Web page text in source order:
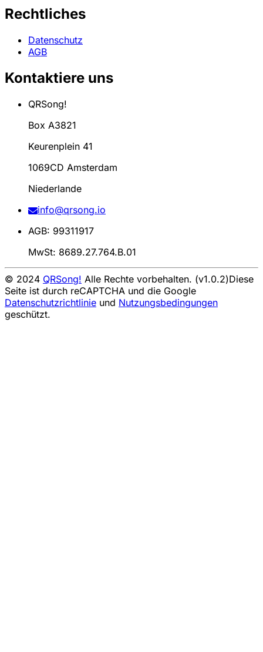
Rechtliches
Datenschutz
AGB
Kontaktiere uns
QRSong!
Box A3821
Keurenplein 41
1069CD Amsterdam
Niederlande
info@qrsong.io
AGB: 99311917
MwSt: 8689.27.764.B.01
© 2024 QRSong! Alle Rechte vorbehalten. (v1.0.2)Diese
Seite ist durch reCAPTCHA und die Google
Datenschutzrichtlinie und Nutzungsbedingungen
geschützt.